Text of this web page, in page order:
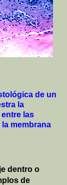
de un
la
las
membrana
dentro o
de